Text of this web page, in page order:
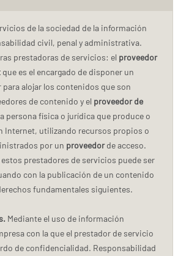
de la sociedad de la información
civil, penal y administrativa.
prestadoras de servicios: el proveedor
que es el encargado de disponer un
alojar los contenidos que son
de contenido y el proveedor de
persona física o jurídica que produce o
Internet, utilizando recursos propios o
por un proveedorde acceso.
prestadores de servicios puede ser
con la publicación de un contenido
fundamentales siguientes.
Mediante el uso de información
con la que el prestador de servicio
de confidencialidad. Responsabilidad